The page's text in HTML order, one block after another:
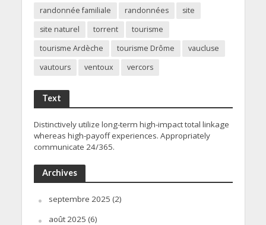
randonnée familiale
randonnées
site
site naturel
torrent
tourisme
tourisme Ardèche
tourisme Drôme
vaucluse
vautours
ventoux vercors
Text
Distinctively utilize long-term high-impact total linkage
whereas high-payoff experiences. Appropriately
communicate 24/365.
Archives
septembre 2025 (2)
août 2025 (6)